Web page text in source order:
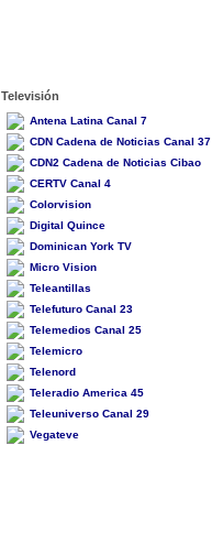
Televisión
Antena Latina Canal 7
CDN Cadena de Noticias Canal 37
CDN2 Cadena de Noticias Cibao
CERTV Canal 4
Colorvision
Digital Quince
Dominican York TV
Micro Vision
Teleantillas
Telefuturo Canal 23
Telemedios Canal 25
Telemicro
Telenord
Teleradio America 45
Teleuniverso Canal 29
Vegateve